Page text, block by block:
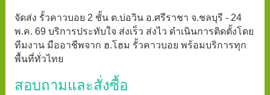
จัดส่ง รั้วคาวบอย 2 ชั้น ต.บ่อวิน อ.ศรีราชา จ.ชลบุรี - 24
พ.ค. 69 บริการประทับใจ ส่งเร็ว ส่งไว ดำเนินการติดตั้งโดย
ทีมงาน มืออาชีพจาก ฮ.โฮม รั้วคาวบอย พร้อมบริการทุก
พื้นที่ทั่วไทย
สอบถามและสั่งซื้อ